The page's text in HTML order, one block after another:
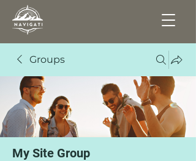
Groups
My Site Group